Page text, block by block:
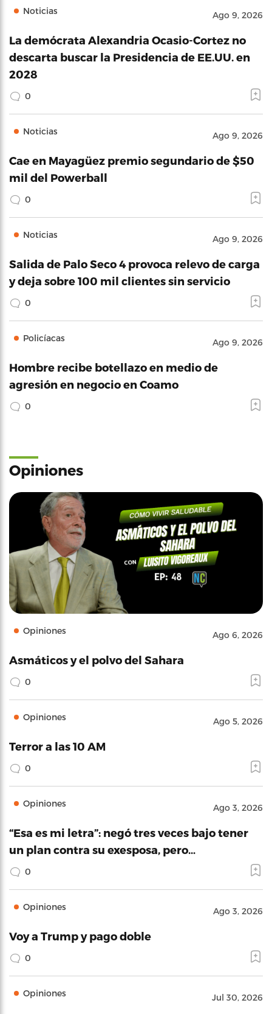
Noticias Ago 9, 2026
La demócrata Alexandria Ocasio-Cortez no
descarta buscar la Presidencia de EE.UU. en
2028
0
Noticias Ago 9, 2026
Cae en Mayagüez premio segundario de $50
mil del Powerball
0
Noticias Ago 9, 2026
Salida de Palo Seco 4 provoca relevo de carga
y deja sobre 100 mil clientes sin servicio
0
Policíacas Ago 9, 2026
Hombre recibe botellazo en medio de
agresión en negocio en Coamo
0
Opiniones
Opiniones Ago 6, 2026
Asmáticos y el polvo del Sahara
0
Opiniones Ago 5, 2026
Terror a las 10 AM
0
Opiniones Ago 3, 2026
“Esa es mi letra”: negó tres veces bajo tener
un plan contra su exesposa, pero…
0
Opiniones Ago 3, 2026
Voy a Trump y pago doble
0
Opiniones Jul 30, 2026